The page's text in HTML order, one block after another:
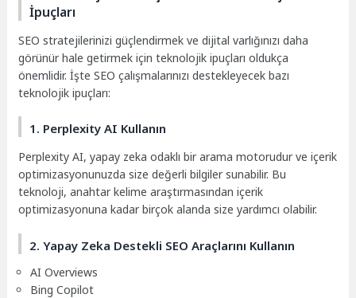
İpuçları
SEO stratejilerinizi güçlendirmek ve dijital varlığınızı daha
görünür hale getirmek için teknolojik ipuçları oldukça
önemlidir. İşte SEO çalışmalarınızı destekleyecek bazı
teknolojik ipuçları:
1. Perplexity AI Kullanın
Perplexity AI, yapay zeka odaklı bir arama motorudur ve içerik
optimizasyonunuzda size değerli bilgiler sunabilir. Bu
teknoloji, anahtar kelime araştırmasından içerik
optimizasyonuna kadar birçok alanda size yardımcı olabilir.
2. Yapay Zeka Destekli SEO Araçlarını Kullanın
AI Overviews
Bing Copilot